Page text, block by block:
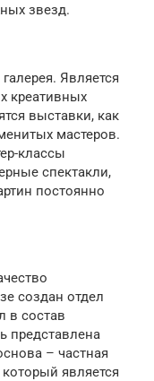
звезд.
Является
креативных
выставки, как
мастеров.
классы
спектакли,
постоянно
создан отдел
в состав
представлена
– частная
является